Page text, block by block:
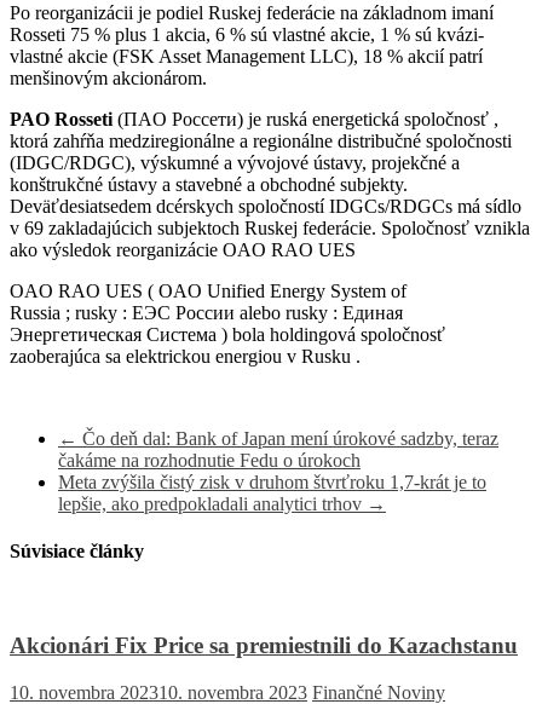
Po reorganizácii je podiel Ruskej federácie na základnom imaní
Rosseti 75 % plus 1 akcia, 6 % sú vlastné akcie, 1 % sú kvázi-
vlastné akcie (FSK Asset Management LLC), 18 % akcií patrí
menšinovým akcionárom.
PAO Rosseti (ПAO Россети) je ruská energetická spoločnosť ,
ktorá zahŕňa medziregionálne a regionálne distribučné spoločnosti
(IDGC/RDGC), výskumné a vývojové ústavy, projekčné a
konštrukčné ústavy a stavebné a obchodné subjekty.
Deväťdesiatsedem dcérskych spoločností IDGCs/RDGCs má sídlo
v 69 zakladajúcich subjektoch Ruskej federácie. Spoločnosť vznikla
ako výsledok reorganizácie OAO RAO UES
OAO RAO UES ( OAO Unified Energy System of
Russia ; rusky : ЕЭС России alebo rusky : Единая
Энергетическая Система ) bola holdingová spoločnosť
zaoberajúca sa elektrickou energiou v Rusku .
← Čo deň dal: Bank of Japan mení úrokové sadzby, teraz
čakáme na rozhodnutie Fedu o úrokoch
Meta zvýšila čistý zisk v druhom štvrťroku 1,7-krát je to
lepšie, ako predpokladali analytici trhov →
Súvisiace články
Akcionári Fix Price sa premiestnili do Kazachstanu
10. novembra 202310. novembra 2023 Finančné Noviny